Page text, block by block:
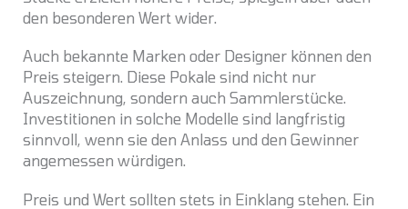
den besonderen Wert wider.
Auch bekannte Marken oder Designer können den
Preis steigern. Diese Pokale sind nicht nur
Auszeichnung, sondern auch Sammlerstücke.
Investitionen in solche Modelle sind langfristig
sinnvoll, wenn sie den Anlass und den Gewinner
angemessen würdigen.
Preis und Wert sollten stets in Einklang stehen. Ein